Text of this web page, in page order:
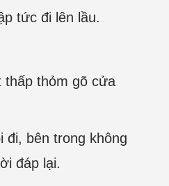
tức đi lên lầu.
thấp thỏm gõ cửa
đi, bên trong không
đáp lại.